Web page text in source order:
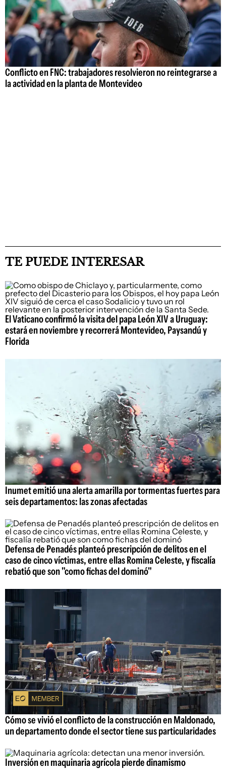
Conflicto en FNC: trabajadores resolvieron no reintegrarse a
la actividad en la planta de Montevideo
TE PUEDE INTERESAR
El Vaticano confirmó la visita del papa León XIV a Uruguay:
estará en noviembre y recorrerá Montevideo, Paysandú y
Florida
Inumet emitió una alerta amarilla por tormentas fuertes para
seis departamentos: las zonas afectadas
Defensa de Penadés planteó prescripción de delitos en el
caso de cinco víctimas, entre ellas Romina Celeste, y fiscalía
rebatió que son "como fichas del dominó"
Cómo se vivió el conflicto de la construcción en Maldonado,
un departamento donde el sector tiene sus particularidades
Inversión en maquinaria agrícola pierde dinamismo